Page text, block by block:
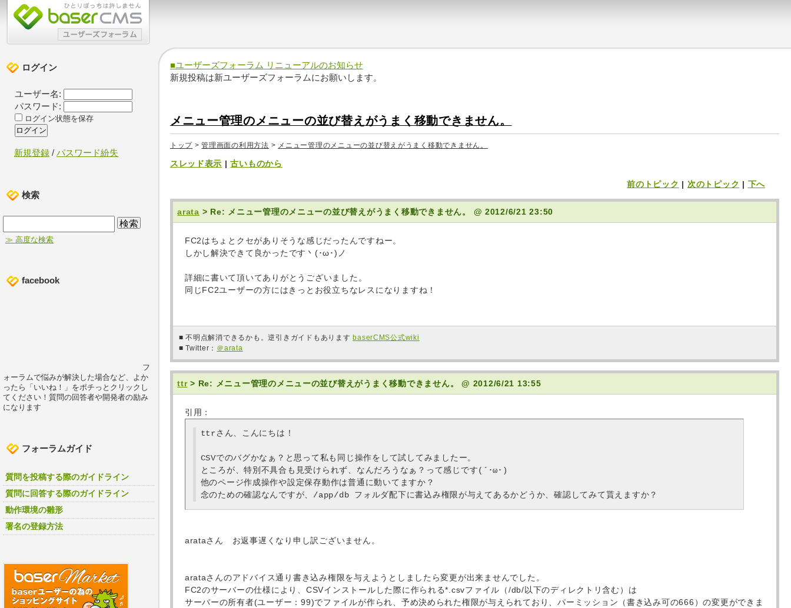
■ユーザーズフォーラム リニューアルのお知らせ
新規投稿は新ユーザーズフォーラムにお願いします。
メニュー管理のメニューの並び替えがうまく移動できません。
トップ >管理画面の利用方法 > メニュー管理のメニューの並び替えがうまく移動できません。
スレッド表示 |古いものから
前のトピック | 次のトピック | 下へ
arata > Re: メニュー管理のメニューの並び替えがうまく移動できません。 @ 2012/6/21 23:50
FC2はちょとクセがありそうな感じだったんですねー。
しかし解決できて良かったです丶(･ω･)ノ
詳細に書いて頂いてありがとうございました。
同じFC2ユーザーの方にはきっとお役立ちなレスになりますね！
■ 不明点解消できるかも。逆引きガイドもあります baserCMS公式wiki
■ Twitter： ＠arata
ttr> Re: メニュー管理のメニューの並び替えがうまく移動できません。@ 2012/6/21 13:55
引用：
ttrさん、こんにちは！
CSVでのバグかなぁ？と思って私も同じ操作をして試してみましたー。
ところが、特別不具合も見受けられず、なんだろうなぁ？って感じです(´･ω･)
他のページ作成操作や設定保存動作は普通に動いてますか？
念のための確認なんですが、/app/db フォルダ配下に書込み権限が与えてあるかどうか、確認してみて貰えますか？
arataさん お返事遅くなり申し訳ございません。
arataさんのアドバイス通り書き込み権限を与えようとしましたら変更が出来ませんでした。
FC2のサーバーの仕様により、CSVインストールした際に作られる*.csvファイル（/db/以下のディレクトリ含む）は
サーバーの所有者(ユーザー：99)でファイルが作られ、予め決められた権限が与えられており、パーミッション（書き込み可の666）の変更ができま
ログイン
ユーザー名:
パスワード:
ログイン状態を保存
新規登録 / パスワード紛失
検索
≫ 高度な検索
facebook
フ
ォーラムで悩みが解決した場合など、よか
ったら「いいね！」をポチっとクリックし
てください！質問の回答者や開発者の励み
になります
フォーラムガイド
質問を投稿する際のガイドライン
質問に回答する際のガイドライン
動作環境の雛形
署名の登録方法